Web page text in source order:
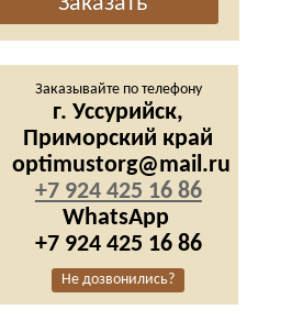
Заказывайте по телефону
г. Уссурийск,
Приморский край
optimustorg@mail.ru
+7 924 425 16 86
WhatsApp
+7 924 425 16 86
Не дозвонились?